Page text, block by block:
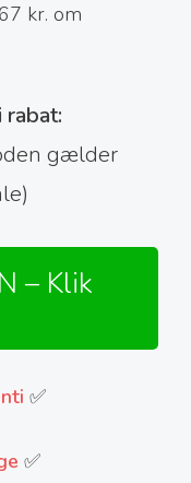
kr. om
gælder
– Klik
✅
✅